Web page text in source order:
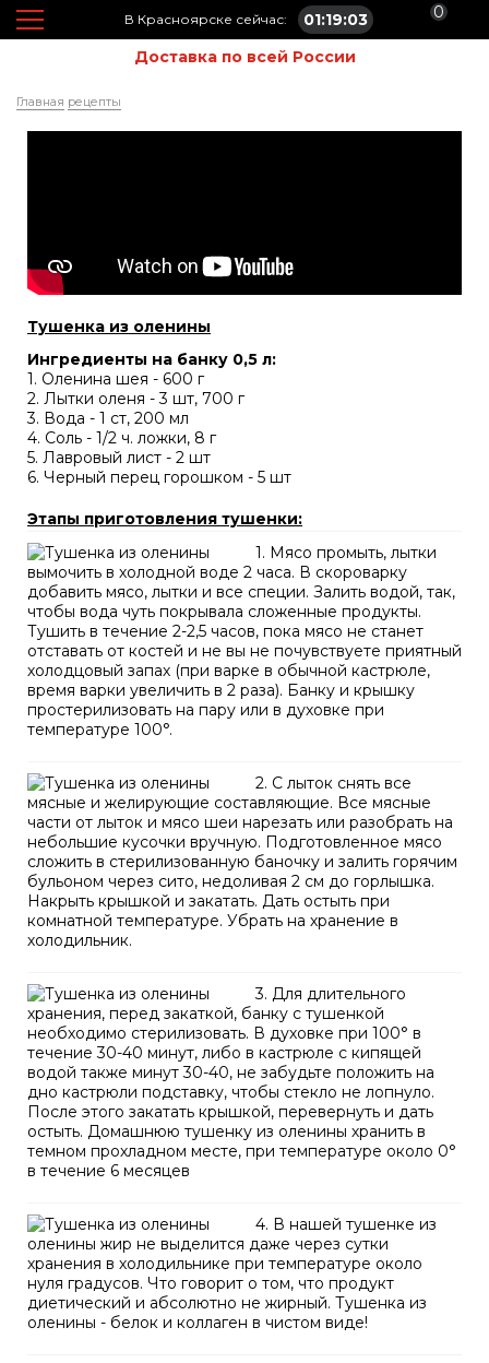
В Красноярске сейчас: 01:19:04 0
Доставка по всей России
Главная рецепты
Тушенка из оленины
Ингредиенты на банку 0,5 л:
1. Оленина шея - 600 г
2. Лытки оленя - 3 шт, 700 г
3. Вода - 1 ст, 200 мл
4. Соль - 1/2 ч. ложки, 8 г
5. Лавровый лист - 2 шт
6. Черный перец горошком - 5 шт
Этапы приготовления тушенки:
1. Мясо промыть, лытки
вымочить в холодной воде 2 часа. В скороварку
добавить мясо, лытки и все специи. Залить водой, так,
чтобы вода чуть покрывала сложенные продукты.
Тушить в течение 2-2,5 часов, пока мясо не станет
отставать от костей и не вы не почувствуете приятный
холодцовый запах (при варке в обычной кастрюле,
время варки увеличить в 2 раза). Банку и крышку
простерилизовать на пару или в духовке при
температуре 100°.
2. С лыток снять все
мясные и желирующие составляющие. Все мясные
части от лыток и мясо шеи нарезать или разобрать на
небольшие кусочки вручную. Подготовленное мясо
сложить в стерилизованную баночку и залить горячим
бульоном через сито, недоливая 2 см до горлышка.
Накрыть крышкой и закатать. Дать остыть при
комнатной температуре. Убрать на хранение в
холодильник.
3. Для длительного
хранения, перед закаткой, банку с тушенкой
необходимо стерилизовать. В духовке при 100° в
течение 30-40 минут, либо в кастрюле с кипящей
водой также минут 30-40, не забудьте положить на
дно кастрюли подставку, чтобы стекло не лопнуло.
После этого закатать крышкой, перевернуть и дать
остыть. Домашнюю тушенку из оленины хранить в
темном прохладном месте, при температуре около 0°
в течение 6 месяцев
4. В нашей тушенке из
оленины жир не выделится даже через сутки
хранения в холодильнике при температуре около
нуля градусов. Что говорит о том, что продукт
диетический и абсолютно не жирный. Тушенка из
оленины - белок и коллаген в чистом виде!